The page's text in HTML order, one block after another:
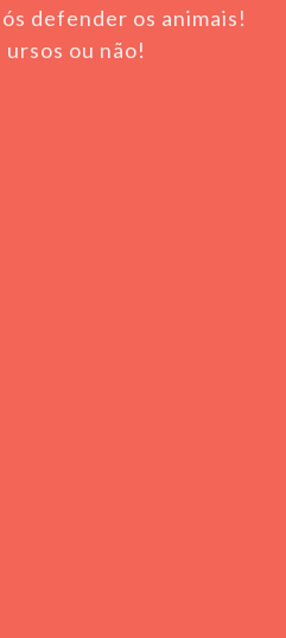
defender os animais!
ursos ou não!